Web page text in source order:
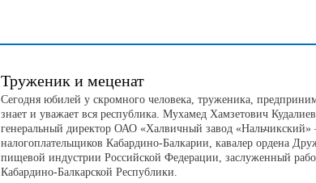
Труженик и меценат
Сегодня юбилей у скромного человека, труженика,
знает и уважает вся республика. Мухамед Хамзетович
генеральный директор ОАО «Халвичный завод
налогоплательщиков Кабардино-Балкарии, кавалер ордена
пищевой индустрии Российской Федерации, заслуженный
Кабардино-Балкарской Республики.